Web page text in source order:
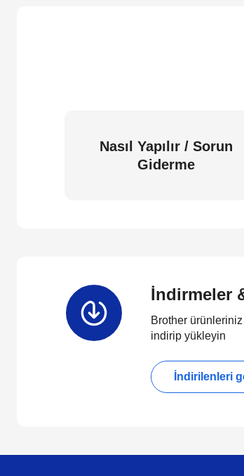
Nasıl Yapılır / Sorun
Giderme
İndirmeler
Brother ürünleriniz
indirip yükleyin
İndirilenleri